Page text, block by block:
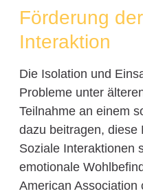
Förderung
Interaktion
Die Isolation und
Probleme unter
Teilnahme an einem
dazu beitragen, diese
Soziale Interaktionen
emotionale
American Association